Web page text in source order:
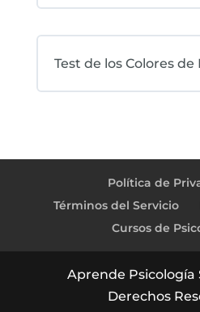
Test de los Colores de
Política de
Términos del Servicio
Cursos de
Aprende Psicología
Derechos